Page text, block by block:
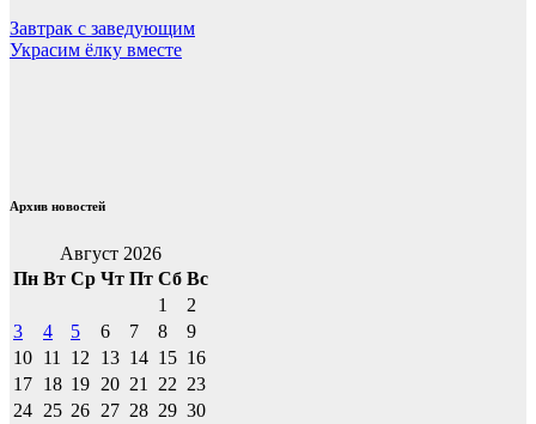
Навигация
по
Завтрак с заведующим
Украсим ёлку вместе
Архив новостей
Август 2026
Пн Вт Ср Чт Пт Сб Вс
1
2
3
4 5 6 7 8
9
10 11 12 13 14 15 16
17 18 19 20 21 22 23
24 25 26 27 28 29 30